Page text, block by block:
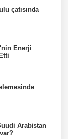
çatısında
Enerji
Arabistan